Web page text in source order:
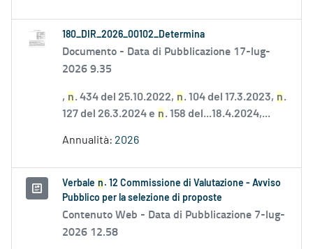
180_DIR_2026_00102_Determina
Documento - Data di Pubblicazione 17-lug-
2026 9.35
, n. 434 del 25.10.2022, n. 104 del 17.3.2023, n.
127 del 26.3.2024 e n. 158 del...18.4.2024,...
Annualità: 2026
Verbale n . 12 Commissione di Valutazione - Avviso
Pubblico per la selezione di proposte
Contenuto Web - Data di Pubblicazione 7-lug-
2026 12.58